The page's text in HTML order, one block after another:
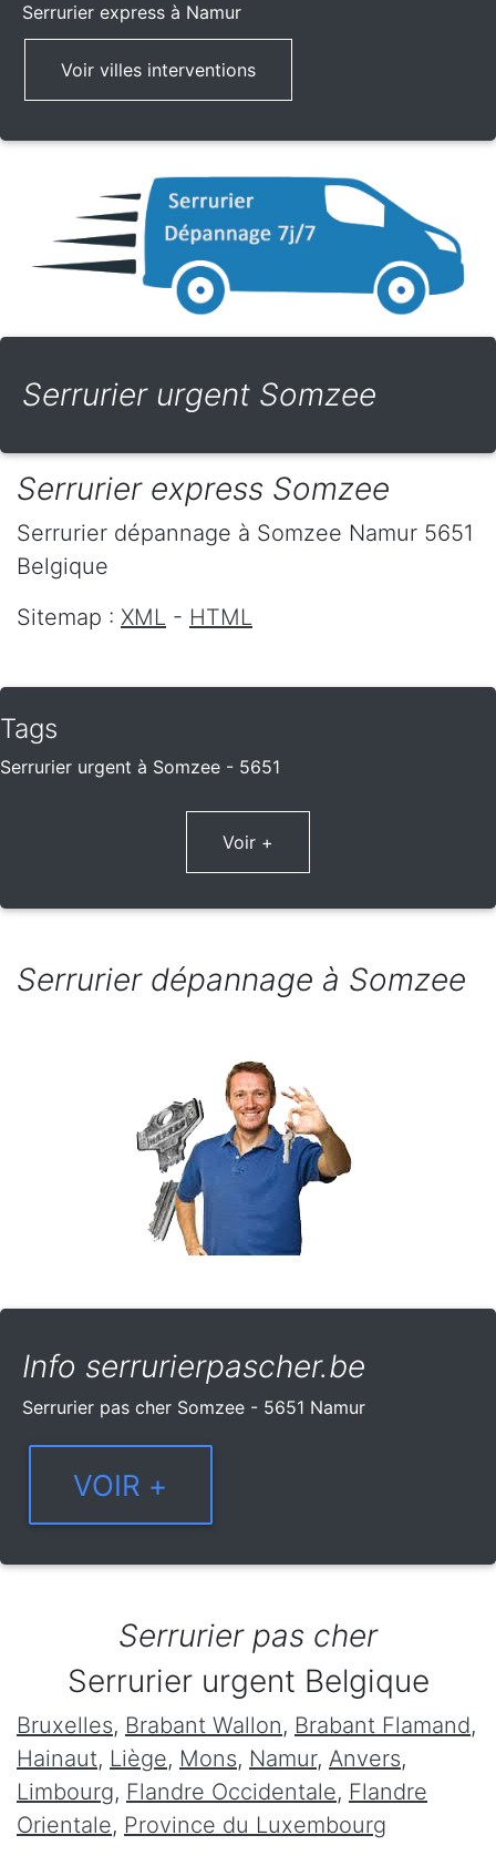
Serrurier express à Namur
Voir villes interventions
Serrurier urgent Somzee
Serrurier express Somzee
Serrurier dépannage à Somzee Namur 5651
Belgique
Sitemap : XML - HTML
Tags
Serrurier urgent à Somzee - 5651
Voir +
Serrurier dépannage à Somzee
Info serrurierpascher.be
Serrurier pas cher Somzee - 5651 Namur
Serrurier pas cher
Serrurier urgent Belgique
Bruxelles, Brabant Wallon, Brabant Flamand,
Hainaut, Liège, Mons, Namur, Anvers,
Limbourg, Flandre Occidentale, Flandre
Orientale, Province du Luxembourg